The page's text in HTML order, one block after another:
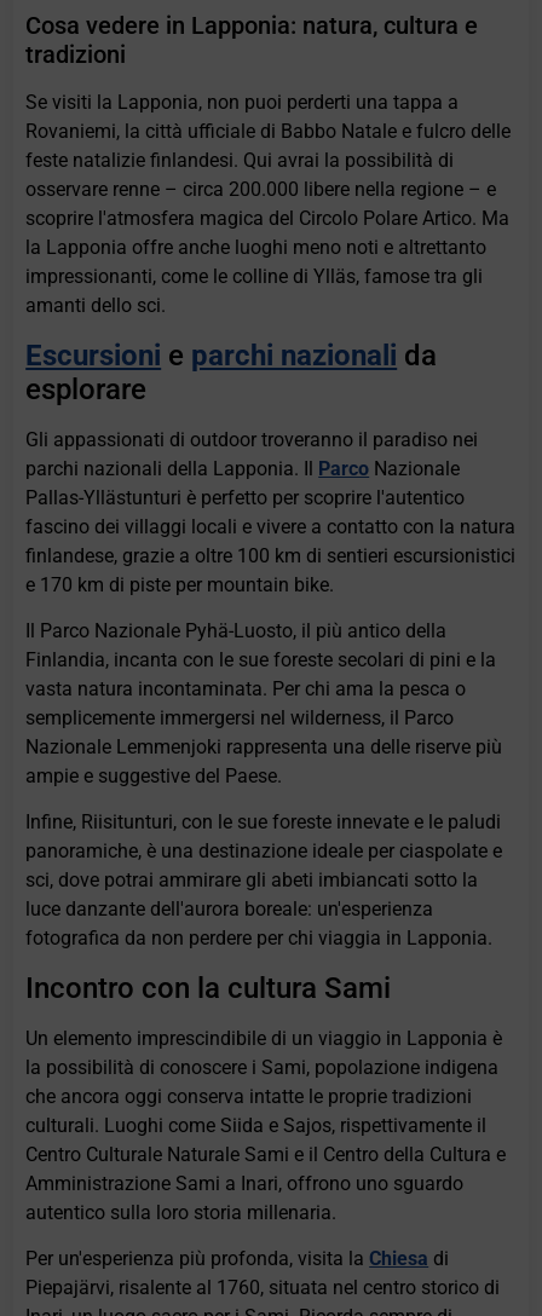
Cosa vedere in Lapponia: natura, cultura e
tradizioni
Se visiti la Lapponia, non puoi perderti una tappa a
Rovaniemi, la città ufficiale di Babbo Natale e fulcro delle
feste natalizie finlandesi. Qui avrai la possibilità di
osservare renne – circa 200.000 libere nella regione – e
scoprire l'atmosfera magica del Circolo Polare Artico. Ma
la Lapponia offre anche luoghi meno noti e altrettanto
impressionanti, come le colline di Ylläs, famose tra gli
amanti dello sci.
Escursioni e parchi nazionali da
esplorare
Gli appassionati di outdoor troveranno il paradiso nei
parchi nazionali della Lapponia. Il Parco Nazionale
Pallas-Yllästunturi è perfetto per scoprire l'autentico
fascino dei villaggi locali e vivere a contatto con la natura
finlandese, grazie a oltre 100 km di sentieri escursionistici
e 170 km di piste per mountain bike.
Il Parco Nazionale Pyhä-Luosto, il più antico della
Finlandia, incanta con le sue foreste secolari di pini e la
vasta natura incontaminata. Per chi ama la pesca o
semplicemente immergersi nel wilderness, il Parco
Nazionale Lemmenjoki rappresenta una delle riserve più
ampie e suggestive del Paese.
Infine, Riisitunturi, con le sue foreste innevate e le paludi
panoramiche, è una destinazione ideale per ciaspolate e
sci, dove potrai ammirare gli abeti imbiancati sotto la
luce danzante dell'aurora boreale: un'esperienza
fotografica da non perdere per chi viaggia in Lapponia.
Incontro con la cultura Sami
Un elemento imprescindibile di un viaggio in Lapponia è
la possibilità di conoscere i Sami, popolazione indigena
che ancora oggi conserva intatte le proprie tradizioni
culturali. Luoghi come Siida e Sajos, rispettivamente il
Centro Culturale Naturale Sami e il Centro della Cultura e
Amministrazione Sami a Inari, offrono uno sguardo
autentico sulla loro storia millenaria.
Per un'esperienza più profonda, visita la Chiesa di
Piepajärvi, risalente al 1760, situata nel centro storico di